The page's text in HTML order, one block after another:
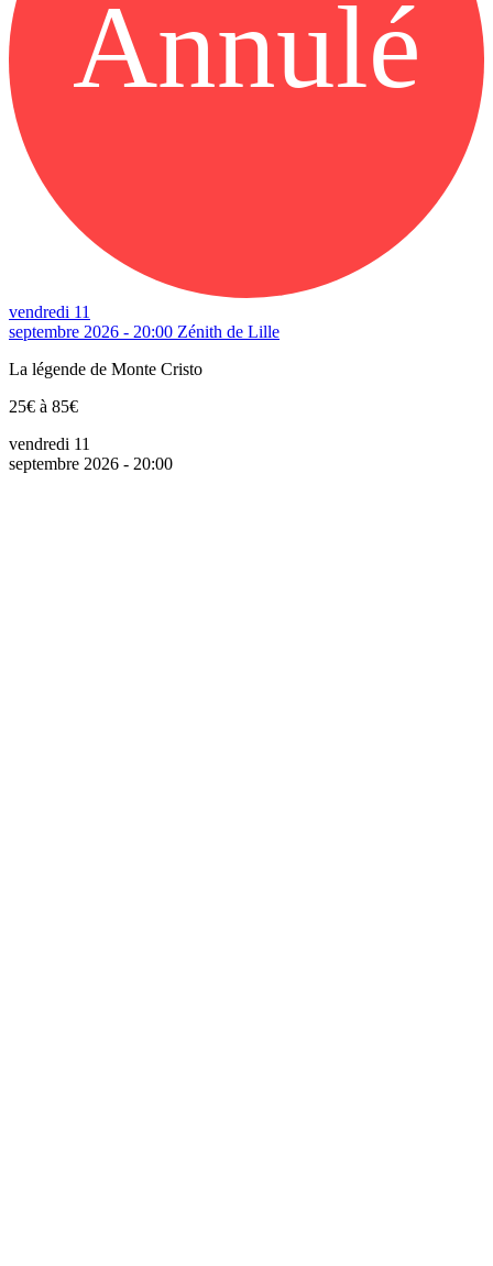
Annulé
vendredi 11
septembre 2026 - 20:00 Zénith de Lille
La légende de Monte Cristo
25€ à 85€
vendredi 11
septembre 2026 - 20:00